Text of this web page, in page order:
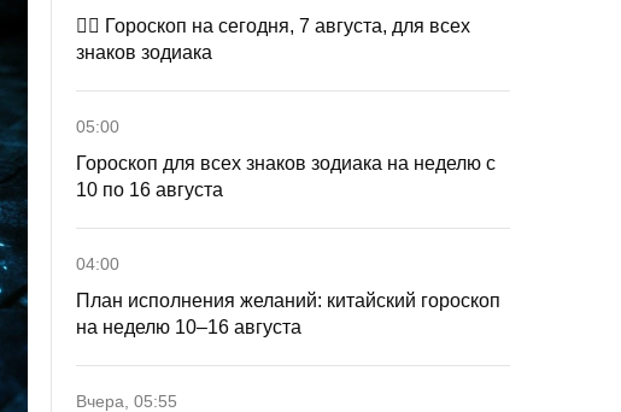
🧙‍♀ Гороскоп на сегодня, 7 августа, для всех
знаков зодиака
05:00
Гороскоп для всех знаков зодиака на неделю с
10 по 16 августа
04:00
План исполнения желаний: китайский гороскоп
на неделю 10–16 августа
Вчера, 05:55